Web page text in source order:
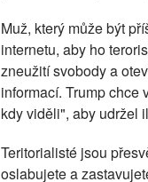
Muž, který může být
internetu, aby ho
zneužití svobody a
informací. Trump chce
kdy viděli", aby udržel
Teritorialisté jsou
oslabujete a